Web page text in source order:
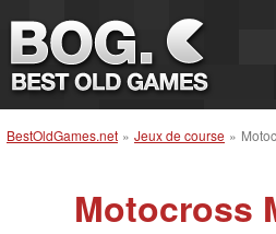
BestOldGames.net » Jeux de course »
Motocross